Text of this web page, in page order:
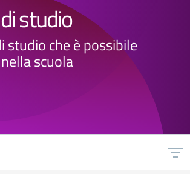
studio
studio che è possibile
scuola